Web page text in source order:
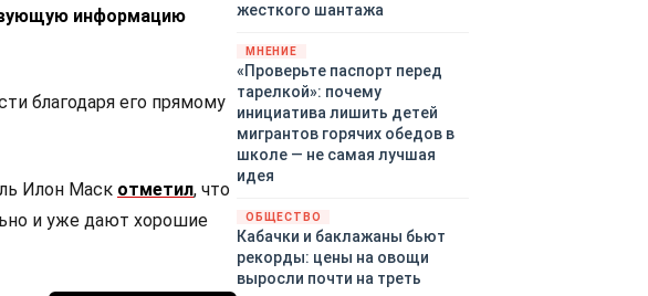
информацию
благодаря его прямому
Илон Маск отметил, что
и уже дают хорошие
жесткого шантажа
МНЕНИЕ
«Проверьте паспорт перед
тарелкой»: почему
инициатива лишить детей
мигрантов горячих обедов в
школе — не самая лучшая
идея
ОБЩЕСТВО
Кабачки и баклажаны бьют
рекорды: цены на овощи
выросли почти на треть